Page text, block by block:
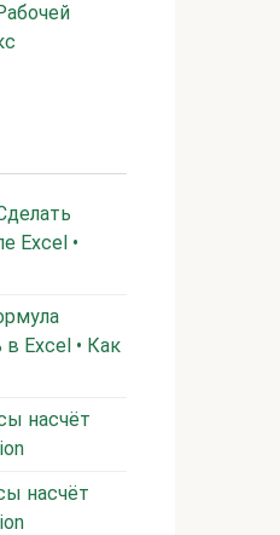
Excel •
Excel • Как
насчёт
насчёт